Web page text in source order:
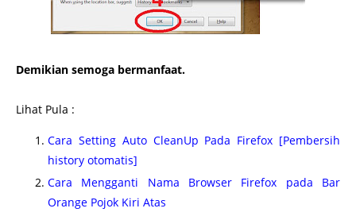
Demikian semoga bermanfaat.
Lihat Pula :
Cara Setting Auto CleanUp Pada Firefox [Pembersih
history otomatis]
Cara Mengganti Nama Browser Firefox pada Bar
Orange Pojok Kiri Atas